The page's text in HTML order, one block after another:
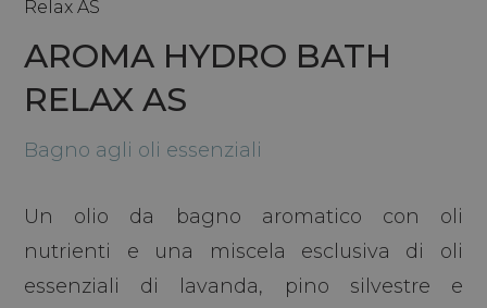
Relax AS
AROMA HYDRO BATH
RELAX AS
Bagno agli oli essenziali
Un olio da bagno aromatico con oli
nutrienti e una miscela esclusiva di oli
essenziali di lavanda, pino silvestre e